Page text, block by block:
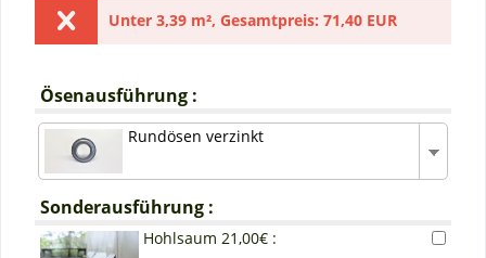
Unter 3,39 m², Gesamtpreis: 71,40 EUR
Ösenausführung :
Rundösen verzinkt
Sonderausführung :
Hohlsaum 21,00€ :